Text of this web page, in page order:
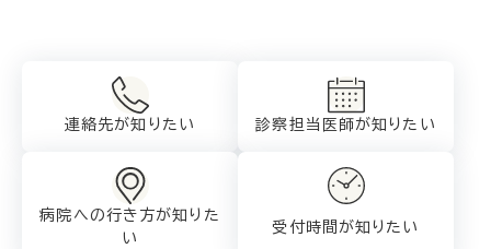
連絡先が知りたい 診察担当医師が知りたい
病院への行き方が知りた
い
受付時間が知りたい